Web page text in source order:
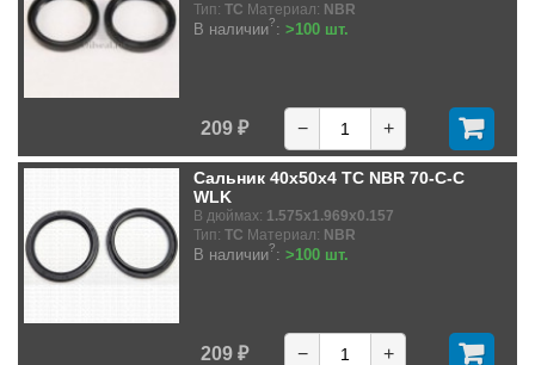
Тип: TC Материал: NBR
В наличии?: >100 шт.
209 ₽ − +
Сальник 40x50x4 TC NBR 70-C-C
WLK
В дюймах: 1.575x1.969x0.157
Тип: TC Материал: NBR
В наличии?: >100 шт.
209 ₽ − +